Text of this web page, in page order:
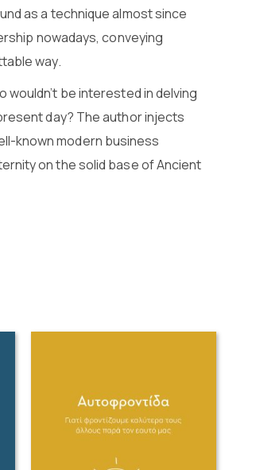
as a technique almost since
nowadays, conveying
way.
be interested in delving
day? The author injects
known modern business
on the solid base of Ancient